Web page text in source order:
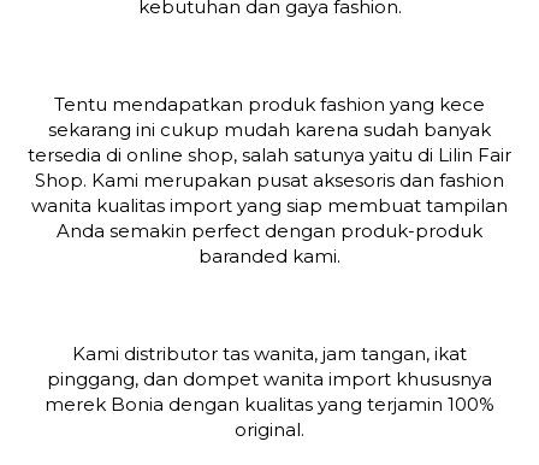
kebutuhan dan gaya fashion.
Tentu mendapatkan produk fashion yang kece
sekarang ini cukup mudah karena sudah banyak
tersedia di online shop, salah satunya yaitu di Lilin Fair
Shop. Kami merupakan pusat aksesoris dan fashion
wanita kualitas import yang siap membuat tampilan
Anda semakin perfect dengan produk-produk
baranded kami.
Kami distributor tas wanita, jam tangan, ikat
pinggang, dan dompet wanita import khususnya
merek Bonia dengan kualitas yang terjamin 100%
original.